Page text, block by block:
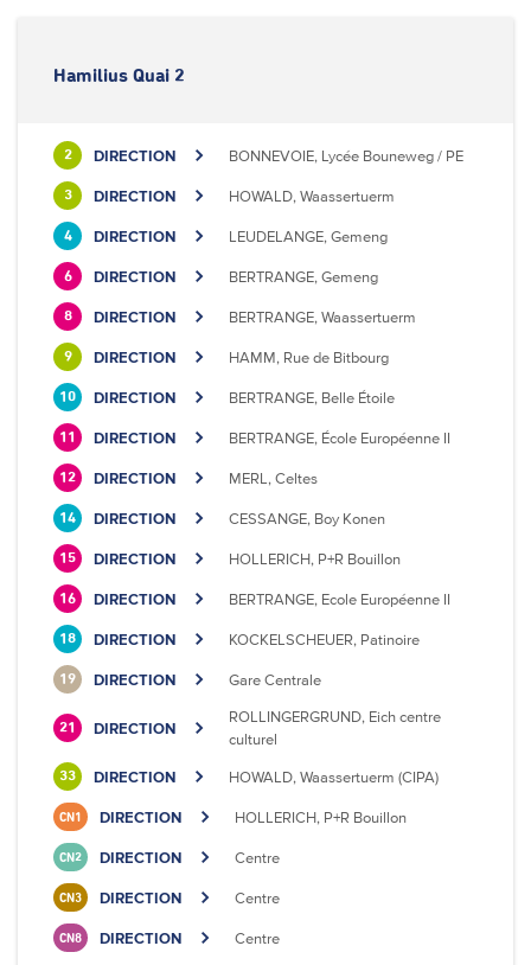
Hamilius Quai 2
2 DIRECTION BONNEVOIE, Lycée Bouneweg / PE
3 DIRECTION HOWALD, Waassertuerm
4 DIRECTION LEUDELANGE, Gemeng
6 DIRECTION BERTRANGE, Gemeng
8 DIRECTION BERTRANGE, Waassertuerm
9 DIRECTION HAMM, Rue de Bitbourg
10 DIRECTION BERTRANGE, Belle Étoile
11 DIRECTION BERTRANGE, École Européenne II
12 DIRECTION MERL, Celtes
14 DIRECTION CESSANGE, Boy Konen
15 DIRECTION HOLLERICH, P+R Bouillon
16 DIRECTION BERTRANGE, Ecole Européenne II
18 DIRECTION KOCKELSCHEUER, Patinoire
19 DIRECTION Gare Centrale
21 DIRECTION
ROLLINGERGRUND, Eich centre
culturel
33 DIRECTION HOWALD, Waassertuerm (CIPA)
CN1 DIRECTION HOLLERICH, P+R Bouillon
CN2 DIRECTION Centre
CN3 DIRECTION Centre
CN8 DIRECTION Centre